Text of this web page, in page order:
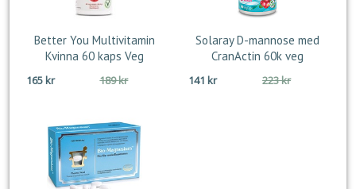
Better You Multivitamin
Kvinna 60 kaps Veg
189krDet
var:
189 kr.
165kr
Det
är:
165 kr.
Solaray D-mannose med
CranActin 60k veg
223krDet
141kr
Det